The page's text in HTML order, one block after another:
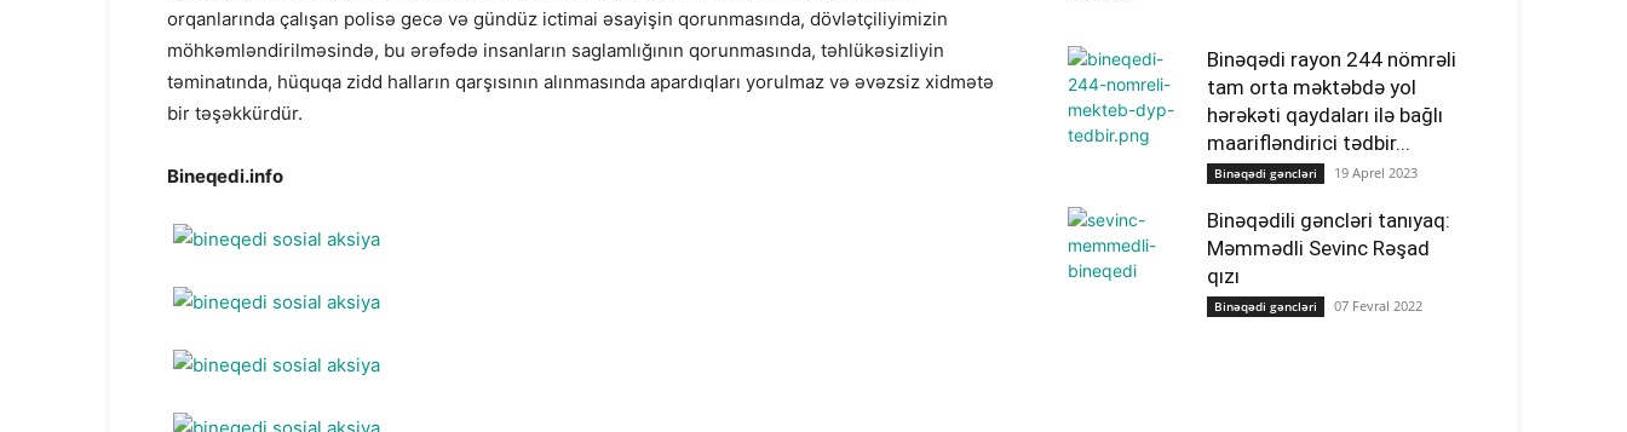
orqanlarında çalışan polisə gecə və gündüz ictimai əsayişin qorunmasında, dövlətçiliyimizin
möhkəmləndirilməsində, bu ərəfədə insanların saglamlığının qorunmasında, təhlükəsizliyin
təminatında, hüquqa zidd halların qarşısının alınmasında apardıqları yorulmaz və əvəzsiz xidmətə
bir təşəkkürdür.
Bineqedi.info
Binəqədi rayon 244 nömrəli
tam orta məktəbdə yol
hərəkəti qaydaları ilə bağlı
maarifləndirici tədbir...
Binəqədi gəncləri 19 Aprel 2023
Binəqədili gəncləri tanıyaq:
Məmmədli Sevinc Rəşad
qızı
Binəqədi gəncləri 07 Fevral 2022